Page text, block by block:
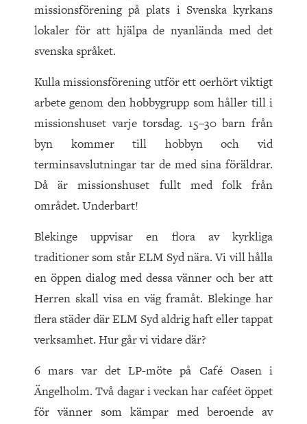
missionsförening på plats i Svenska kyrkans
lokaler för att hjälpa de nyanlända med det
svenska språket.
Kulla missionsförening utför ett oerhört viktigt
arbete genom den hobbygrupp som håller till i
missionshuset varje torsdag. 15–30 barn från
byn kommer till hobbyn och vid
terminsavslutningar tar de med sina föräldrar.
Då är missionshuset fullt med folk från
området. Underbart!
Blekinge uppvisar en flora av kyrkliga
traditioner som står ELM Syd nära. Vi vill hålla
en öppen dialog med dessa vänner och ber att
Herren skall visa en väg framåt. Blekinge har
flera städer där ELM Syd aldrig haft eller tappat
verksamhet. Hur går vi vidare där?
6 mars var det LP-möte på Café Oasen i
Ängelholm. Två dagar i veckan har caféet öppet
för vänner som kämpar med beroende av